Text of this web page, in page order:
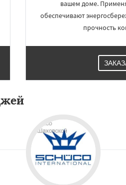
вашем доме.
обеспечивают
прочность